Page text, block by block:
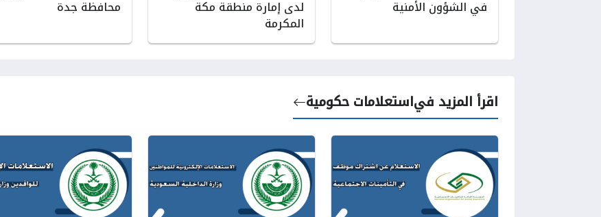
في الشؤون الأمنية لدى إمارة منطقة مكة
المكرمة
محافظة جدة
اقرأ المزيد فياستعلامات حكومية